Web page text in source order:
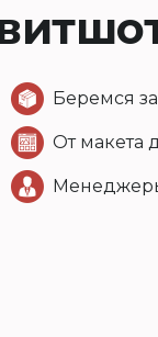
Беремся
От макета